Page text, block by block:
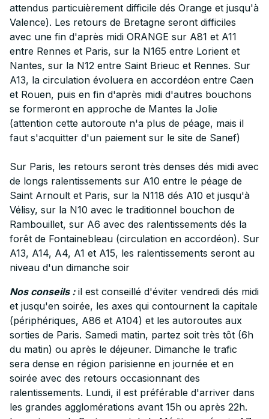
attendus particuièrement difficile dés Orange et jusqu'à
Valence). Les retours de Bretagne seront difficiles
avec une fin d'après midi ORANGE sur A81 et A11
entre Rennes et Paris, sur la N165 entre Lorient et
Nantes, sur la N12 entre Saint Brieuc et Rennes. Sur
A13, la circulation évoluera en accordéon entre Caen
et Rouen, puis en fin d'après midi d'autres bouchons
se formeront en approche de Mantes la Jolie
(attention cette autoroute n'a plus de péage, mais il
faut s'acquitter d'un paiement sur le site de Sanef)
Sur Paris, les retours seront très denses dés midi avec
de longs ralentissements sur A10 entre le péage de
Saint Arnoult et Paris, sur la N118 dés A10 et jusqu'à
Vélisy, sur la N10 avec le traditionnel bouchon de
Rambouillet, sur A6 avec des ralentissements dés la
forêt de Fontainebleau (circulation en accordéon). Sur
A13, A14, A4, A1 et A15, les ralentissements seront au
niveau d'un dimanche soir
Nos conseils :il est conseillé d'éviter vendredi dés midi
et jusqu'en soirée, les axes qui contournent la capitale
(périphériques, A86 et A104) et les autoroutes aux
sorties de Paris. Samedi matin, partez soit très tôt (6h
du matin) ou après le déjeuner. Dimanche le trafic
sera dense en région parisienne en journée et en
soirée avec des retours occasionnant des
ralentissements. Lundi, il est préférable d'arriver dans
les grandes agglomérations avant 15h ou après 22h.